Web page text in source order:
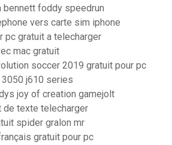
bennett foddy speedrun
vers carte sim iphone
pc gratuit a telecharger
mac gratuit
soccer 2019 gratuit pour pc
j610 series
joy of creation gamejolt
texte telecharger
spider gralon mr
gratuit pour pc